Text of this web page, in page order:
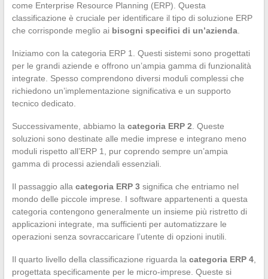
come Enterprise Resource Planning (ERP). Questa
classificazione è cruciale per identificare il tipo di soluzione ERP
che corrisponde meglio ai bisogni specifici di un’azienda.
Iniziamo con la categoria ERP 1. Questi sistemi sono progettati
per le grandi aziende e offrono un’ampia gamma di funzionalità
integrate. Spesso comprendono diversi moduli complessi che
richiedono un’implementazione significativa e un supporto
tecnico dedicato.
Successivamente, abbiamo la categoria ERP 2. Queste
soluzioni sono destinate alle medie imprese e integrano meno
moduli rispetto all’ERP 1, pur coprendo sempre un’ampia
gamma di processi aziendali essenziali.
Il passaggio alla categoria ERP 3significa che entriamo nel
mondo delle piccole imprese. I software appartenenti a questa
categoria contengono generalmente un insieme più ristretto di
applicazioni integrate, ma sufficienti per automatizzare le
operazioni senza sovraccaricare l’utente di opzioni inutili.
Il quarto livello della classificazione riguarda la categoria ERP 4,
progettata specificamente per le micro-imprese. Queste si